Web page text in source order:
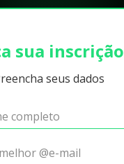
sua inscrição
seus dados